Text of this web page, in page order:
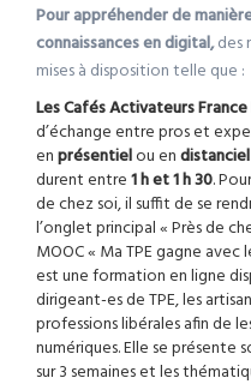
Pour appréhender de
connaissances en digital,des
mises à disposition telle que :
Les Cafés Activateurs France
d’échange entre pros et
enprésentielou endistanciel
durent entre1 h et 1 h 30.
de chez soi, il suffit de se
l’onglet principal « Près de
MOOC « Ma TPE gagne
est une formation en ligne
dirigeant-es de TPE, les
professions libérales afin de
numériques. Elle se présente
sur 3 semaines et les